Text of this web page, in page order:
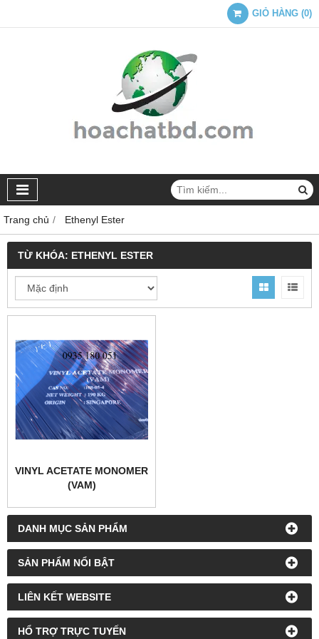
GIỎ HÀNG (0)
Trang chủ Ethenyl Ester
DANH MỤC SẢN PHẨM
SẢN PHẨM NỔI BẬT
LIÊN KẾT WEBSITE
HỔ TRỢ TRỰC TUYẾN
TỪ KHÓA: ETHENYL ESTER
VINYL ACETATE MONOMER
(VAM)